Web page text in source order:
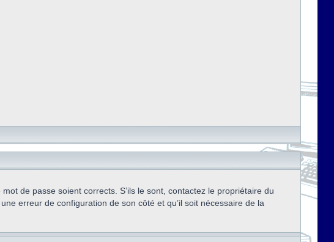
de passe soient corrects. S’ils le sont, contactez le propriétaire du
erreur de configuration de son côté et qu’il soit nécessaire de la